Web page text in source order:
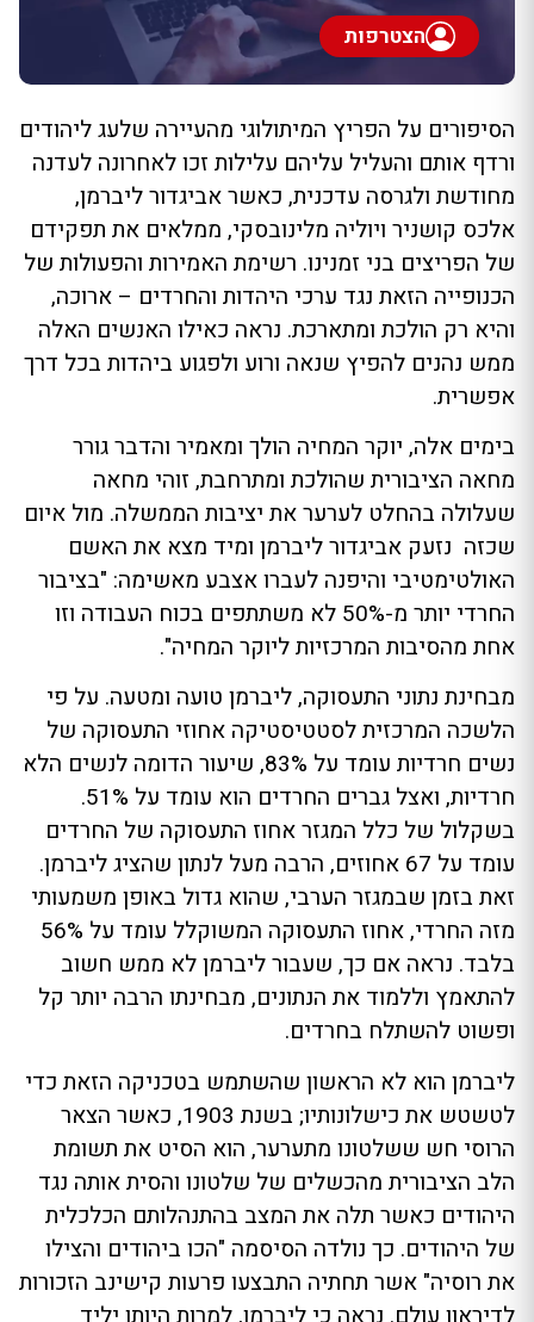
הצטרפות
הסיפורים על הפריץ המיתולוגי מהעיירה שלעג ליהודים
ורדף אותם והעליל עליהם עלילות זכו לאחרונה לעדנה
מחודשת ולגרסה עדכנית, כאשר אביגדור ליברמן,
אלכס קושניר ויוליה מלינובסקי, ממלאים את תפקידם
של הפריצים בני זמנינו. רשימת האמירות והפעולות של
הכנופייה הזאת נגד ערכי היהדות והחרדים – ארוכה,
והיא רק הולכת ומתארכת. נראה כאילו האנשים האלה
ממש נהנים להפיץ שנאה ורוע ולפגוע ביהדות בכל דרך
אפשרית.
בימים אלה, יוקר המחיה הולך ומאמיר והדבר גורר
מחאה הציבורית שהולכת ומתרחבת, זוהי מחאה
שעלולה בהחלט לערער את יציבות הממשלה. מול איום
שכזה נזעק אביגדור ליברמן ומיד מצא את האשם
האולטימטיבי והיפנה לעברו אצבע מאשימה: "בציבור
החרדי יותר מ-50% לא משתתפים בכוח העבודה וזו
אחת מהסיבות המרכזיות ליוקר המחיה".
מבחינת נתוני התעסוקה, ליברמן טועה ומטעה. על פי
הלשכה המרכזית לסטטיסטיקה אחוזי התעסוקה של
נשים חרדיות עומד על 83%, שיעור הדומה לנשים הלא
חרדיות, ואצל גברים החרדים הוא עומד על 51%.
בשקלול של כלל המגזר אחוז התעסוקה של החרדים
עומד על 67 אחוזים, הרבה מעל לנתון שהציג ליברמן.
זאת בזמן שבמגזר הערבי, שהוא גדול באופן משמעותי
מזה החרדי, אחוז התעסוקה המשוקלל עומד על 56%
בלבד. נראה אם כך, שעבור ליברמן לא ממש חשוב
להתאמץ וללמוד את הנתונים, מבחינתו הרבה יותר קל
ופשוט להשתלח בחרדים.
ליברמן הוא לא הראשון שהשתמש בטכניקה הזאת כדי
לטשטש את כישלונותיו; בשנת 1903, כאשר הצאר
הרוסי חש ששלטונו מתערער, הוא הסיט את תשומת
הלב הציבורית מהכשלים של שלטונו והסית אותה נגד
היהודים כאשר תלה את המצב בהתנהלותם הכלכלית
של היהודים. כך נולדה הסיסמה "הכו ביהודים והצילו
את רוסיה" אשר תחתיה התבצעו פרעות קישינב הזכורות